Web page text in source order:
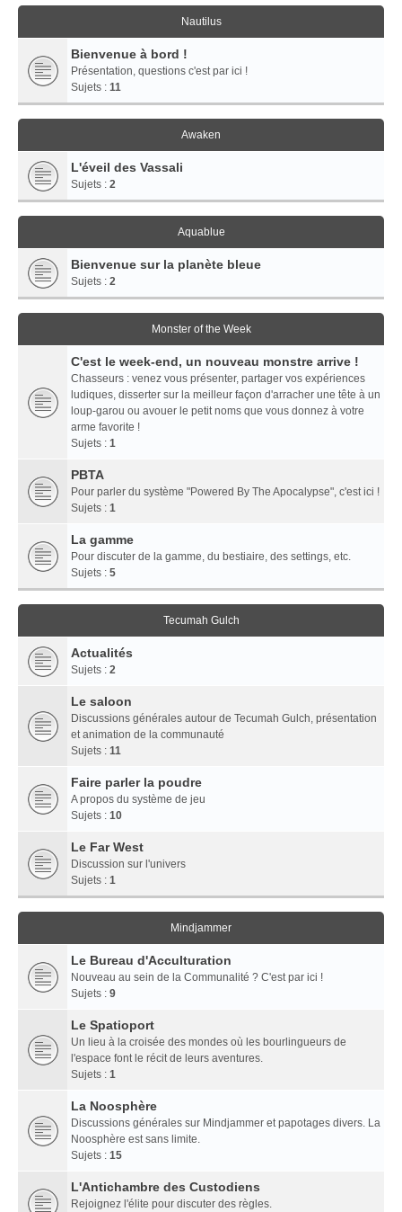
Nautilus
Bienvenue à bord !
Présentation, questions c'est par ici !
Sujets : 11
Awaken
L'éveil des Vassali
Sujets : 2
Aquablue
Bienvenue sur la planète bleue
Sujets : 2
Monster of the Week
C'est le week-end, un nouveau monstre arrive !
Chasseurs : venez vous présenter, partager vos expériences
ludiques, disserter sur la meilleur façon d'arracher une tête à un
loup-garou ou avouer le petit noms que vous donnez à votre
arme favorite !
Sujets : 1
PBTA
Pour parler du système "Powered By The Apocalypse", c'est ici !
Sujets : 1
La gamme
Pour discuter de la gamme, du bestiaire, des settings, etc.
Sujets : 5
Tecumah Gulch
Actualités
Sujets : 2
Le saloon
Discussions générales autour de Tecumah Gulch, présentation
et animation de la communauté
Sujets : 11
Faire parler la poudre
A propos du système de jeu
Sujets : 10
Le Far West
Discussion sur l'univers
Sujets : 1
Mindjammer
Le Bureau d'Acculturation
Nouveau au sein de la Communalité ? C'est par ici !
Sujets : 9
Le Spatioport
Un lieu à la croisée des mondes où les bourlingueurs de
l'espace font le récit de leurs aventures.
Sujets : 1
La Noosphère
Discussions générales sur Mindjammer et papotages divers. La
Noosphère est sans limite.
Sujets : 15
L'Antichambre des Custodiens
Rejoignez l'élite pour discuter des règles.